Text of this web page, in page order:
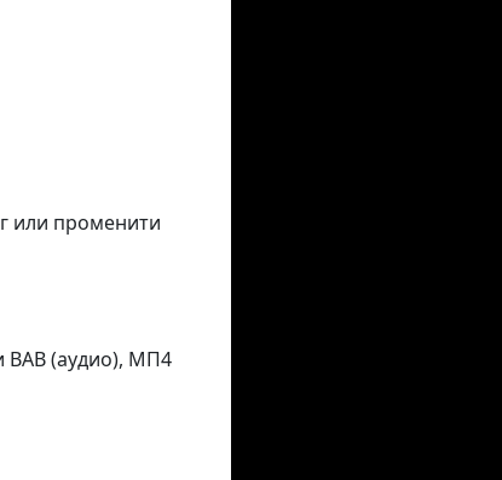
или променити
ВАВ (аудио), МП4